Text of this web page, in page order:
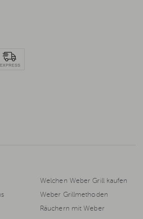
Welchen Weber Grill kaufen
Weber Grillmethoden
Räuchern mit Weber